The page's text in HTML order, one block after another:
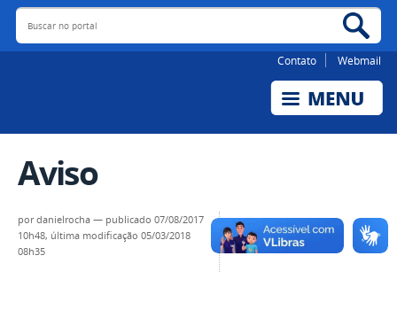
Buscar no portal
Contato Webmail
Aviso
pordanielrocha — publicado 07/08/2017
10h48, última modificação 05/03/2018
08h35